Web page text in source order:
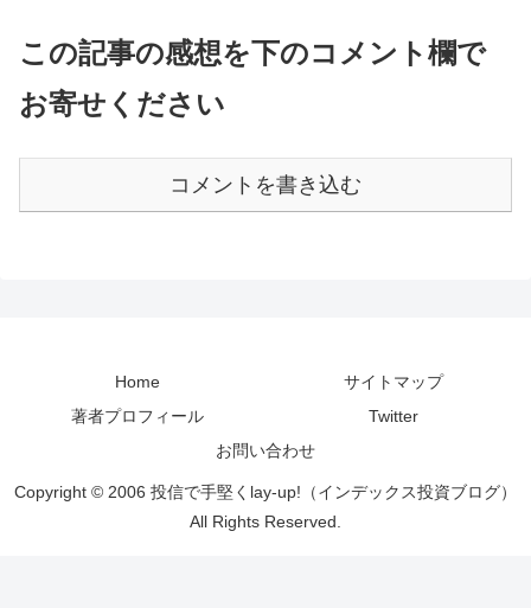
この記事の感想を下のコメント欄で
お寄せください
コメントを書き込む
Home
サイトマップ
著者プロフィール
Twitter
お問い合わせ
Copyright © 2006 投信で手堅くlay-up!（インデックス投資ブログ）
All Rights Reserved.